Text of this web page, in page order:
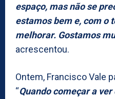
espaço, mas não se
estamos bem e, com o
melhorar. Gostamos
acrescentou.
Ontem, Francisco Vale
“Quando começar a